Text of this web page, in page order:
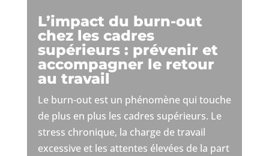
L’impact du burn-out
chez les cadres
supérieurs : prévenir et
accompagner le retour
au travail
Le burn-out est un phénomène qui touche
de plus en plus les cadres supérieurs. Le
stress chronique, la charge de travail
excessive et les attentes élevées de la part